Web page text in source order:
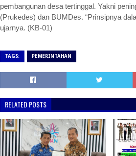
pembangunan desa tertinggal. Yakni
(Prukedes) dan BUMDes. “Prinsipnya
ujarnya. (KB-01)
TAGS: PEMERINTAHAN
RELATED POSTS